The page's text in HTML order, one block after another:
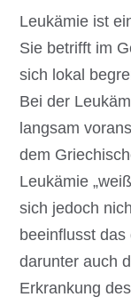
Leukämie ist
Sie betrifft im
sich lokal
Bei der
langsam
dem
Leukämie
sich jedoch
beeinflusst
darunter auch
Erkrankung